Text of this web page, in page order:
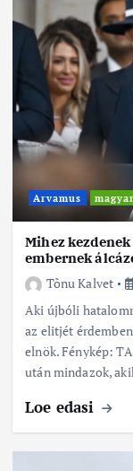
Arvamus magyar
Mihez
embernek
Tõnu Kalvet
Aki újbóli
az elitjét
elnök. Fénykép:
után mindazok,
Loe edasi